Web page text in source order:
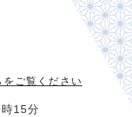
をご覧ください
15分